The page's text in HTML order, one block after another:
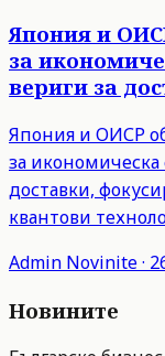
Япония и
за
вериги за
Япония и ОИСР
за икономическа
доставки,
квантови
Admin Novinite·
Новините